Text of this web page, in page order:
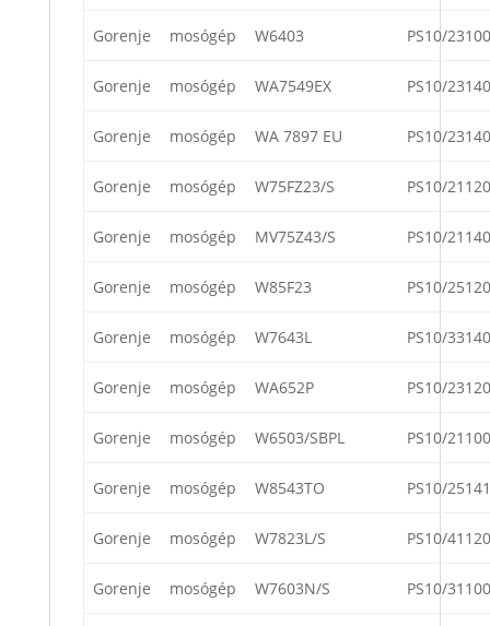
Gorenje mosógép W6403 PS10/23100
Gorenje mosógép WA7549EX PS10/23140
Gorenje mosógép WA 7897 EU PS10/23140
Gorenje mosógép W75FZ23/S PS10/21120
Gorenje mosógép MV75Z43/S PS10/21140
Gorenje mosógép W85F23 PS10/25120
Gorenje mosógép W7643L PS10/33140
Gorenje mosógép WA652P PS10/23120
Gorenje mosógép W6503/SBPL PS10/21100
Gorenje mosógép W8543TO PS10/25141
Gorenje mosógép W7823L/S PS10/41120
Gorenje mosógép W7603N/S PS10/31100